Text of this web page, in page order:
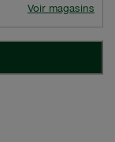
Voir magasins